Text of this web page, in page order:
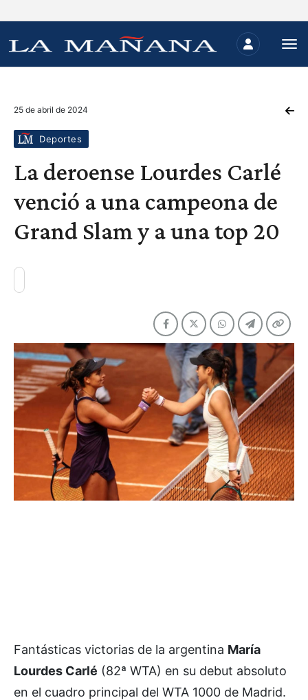
25 de abril de 2024
Deportes
La deroense Lourdes Carlé
venció a una campeona de
Grand Slam y a una top 20
Fantásticas victorias de la argentina María
Lourdes Carlé (82ª WTA) en su debut absoluto
en el cuadro principal del WTA 1000 de Madrid.